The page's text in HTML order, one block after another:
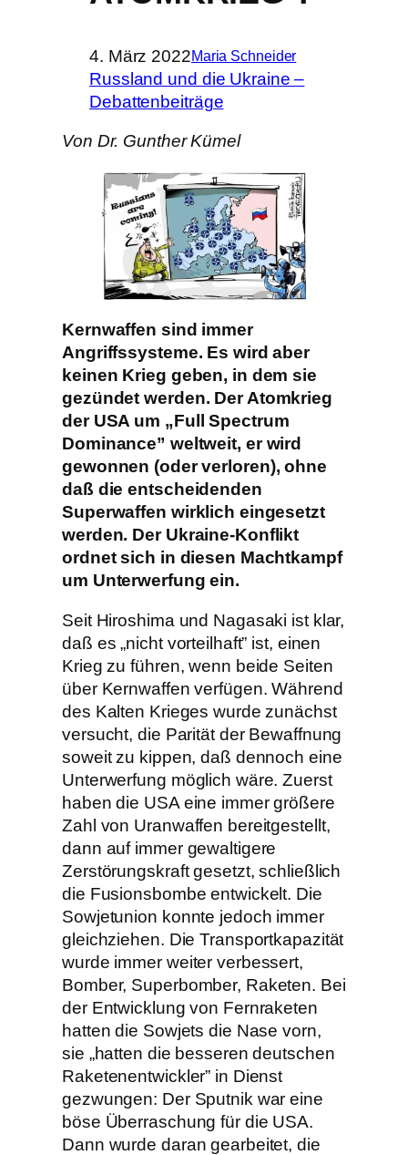
4. März 2022Maria Schneider
Russland und die Ukraine –
Debattenbeiträge
Von Dr. Gunther Kümel
Kernwaffen sind immer
Angriffssysteme. Es wird aber
keinen Krieg geben, in dem sie
gezündet werden. Der Atomkrieg
der USA um „Full Spectrum
Dominance” weltweit, er wird
gewonnen (oder verloren), ohne
daß die entscheidenden
Superwaffen wirklich eingesetzt
werden. Der Ukraine-Konflikt
ordnet sich in diesen Machtkampf
um Unterwerfung ein.
Seit Hiroshima und Nagasaki ist klar,
daß es „nicht vorteilhaft” ist, einen
Krieg zu führen, wenn beide Seiten
über Kernwaffen verfügen. Während
des Kalten Krieges wurde zunächst
versucht, die Parität der Bewaffnung
soweit zu kippen, daß dennoch eine
Unterwerfung möglich wäre. Zuerst
haben die USA eine immer größere
Zahl von Uranwaffen bereitgestellt,
dann auf immer gewaltigere
Zerstörungskraft gesetzt, schließlich
die Fusionsbombe entwickelt. Die
Sowjetunion konnte jedoch immer
gleichziehen. Die Transportkapazität
wurde immer weiter verbessert,
Bomber, Superbomber, Raketen. Bei
der Entwicklung von Fernraketen
hatten die Sowjets die Nase vorn,
sie „hatten die besseren deutschen
Raketenentwickler” in Dienst
gezwungen: Der Sputnik war eine
böse Überraschung für die USA.
Dann wurde daran gearbeitet, die